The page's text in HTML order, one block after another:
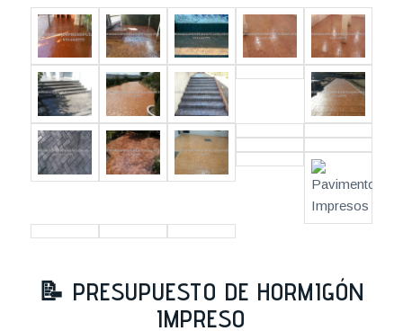
📝 PRESUPUESTO DE HORMIGÓN
IMPRESO